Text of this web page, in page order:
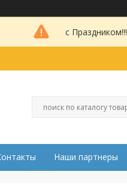
с Праздником!!!
Наши партнеры